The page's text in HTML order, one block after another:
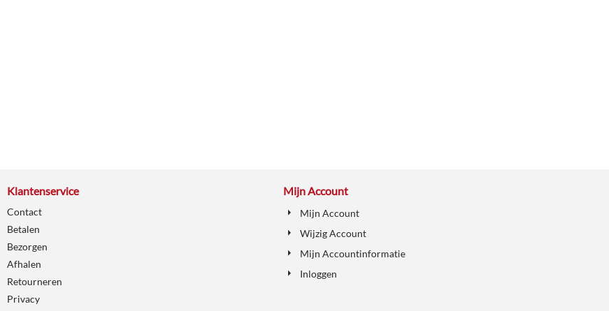
Klantenservice
Contact
Betalen
Bezorgen
Afhalen
Retourneren
Privacy
Mijn Account
Mijn Account
Wijzig Account
Mijn Accountinformatie
Inloggen